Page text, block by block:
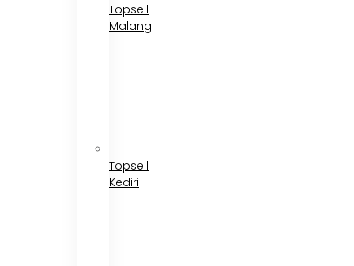
Topsell
Malang
Topsell
Kediri